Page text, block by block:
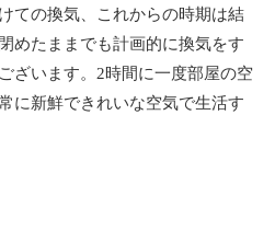
ての換気、これからの時期は結
めたままでも計画的に換気をす
ざいます。2時間に一度部屋の空
に新鮮できれいな空気で生活す